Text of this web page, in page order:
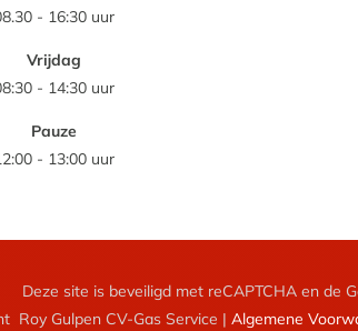
- 16:30 uur
Vrijdag
- 14:30 uur
Pauze
- 13:00 uur
Deze site is beveiligd met reCAPTCHA en de
Roy Gulpen CV-Gas Service | Algemene